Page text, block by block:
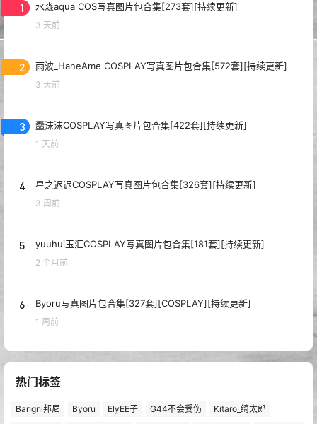
1 水淼aqua COS写真图片包合集[273套][持续更新]
3 天前
2 雨波_HaneAme COSPLAY写真图片包合集[572套][持续更新]
3 天前
3 蠢沫沫COSPLAY写真图片包合集[422套][持续更新]
1 天前
4 星之迟迟COSPLAY写真图片包合集[326套][持续更新]
3 周前
5 yuuhui玉汇COSPLAY写真图片包合集[181套][持续更新]
2 个月前
6 Byoru写真图片包合集[327套][COSPLAY][持续更新]
1 周前
热门标签
Bangni邦尼 Byoru ElyEE子 G44不会受伤
Kitaro_绮太郎